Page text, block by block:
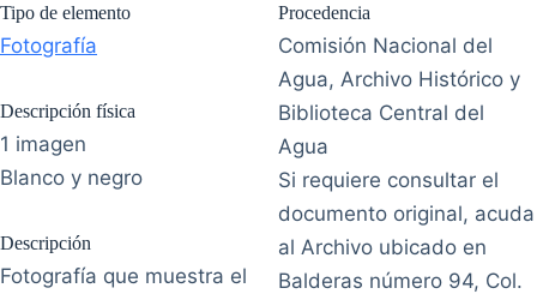
Tipo de elemento
Fotografía
Descripción física
1 imagen
Blanco y negro
Descripción
Fotografía que muestra el
Procedencia
Comisión Nacional del
Agua, Archivo Histórico y
Biblioteca Central del
Agua
Si requiere consultar el
documento original, acuda
al Archivo ubicado en
Balderas número 94, Col.